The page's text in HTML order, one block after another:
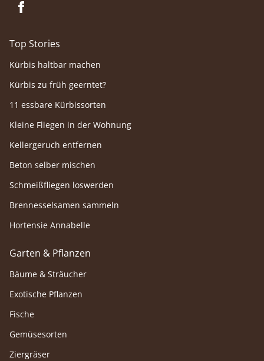
Top Stories
Kürbis haltbar machen
Kürbis zu früh geerntet?
11 essbare Kürbissorten
Kleine Fliegen in der Wohnung
Kellergeruch entfernen
Beton selber mischen
Schmeißfliegen loswerden
Brennesselsamen sammeln
Hortensie Annabelle
Garten & Pflanzen
Bäume & Sträucher
Exotische Pflanzen
Fische
Gemüsesorten
Ziergräser